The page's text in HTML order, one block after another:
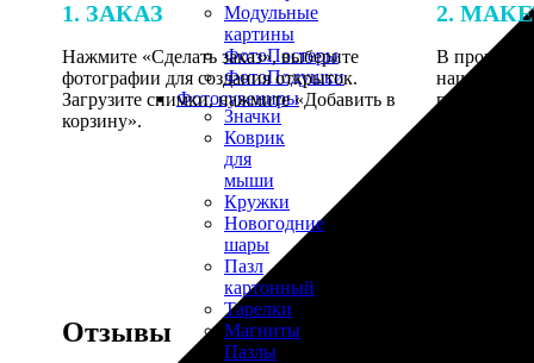
Модульные
картины
ФотоПостеры
ФотоПодушки
Фотоcувениры
Значки
Коврик
для
мыши
Кружки
Новогодние
шары
Пазл
картонный
Тарелки
Магниты
Пазлы
1. ЗАКАЗ
Нажмите «Сделать заказ», выберите
фотографии для создания открыток.
Загрузите снимки, нажмите «Добавить в
корзину».
2.
В процессе
наши
по
Отзывы